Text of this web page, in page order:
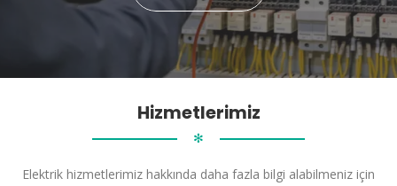
Hizmetlerimiz
✻
Elektrik hizmetlerimiz hakkında daha fazla bilgi alabilmeniz için